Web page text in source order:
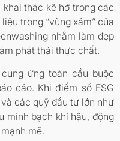
thác kẽ hở trong các
trong “vùng xám” của
nhằm làm đẹp
phát thải thực chất.
ứng toàn cầu buộc
cáo. Khi điểm số ESG
các quỹ đầu tư lớn như
minh bạch khí hậu, động
mẽ.